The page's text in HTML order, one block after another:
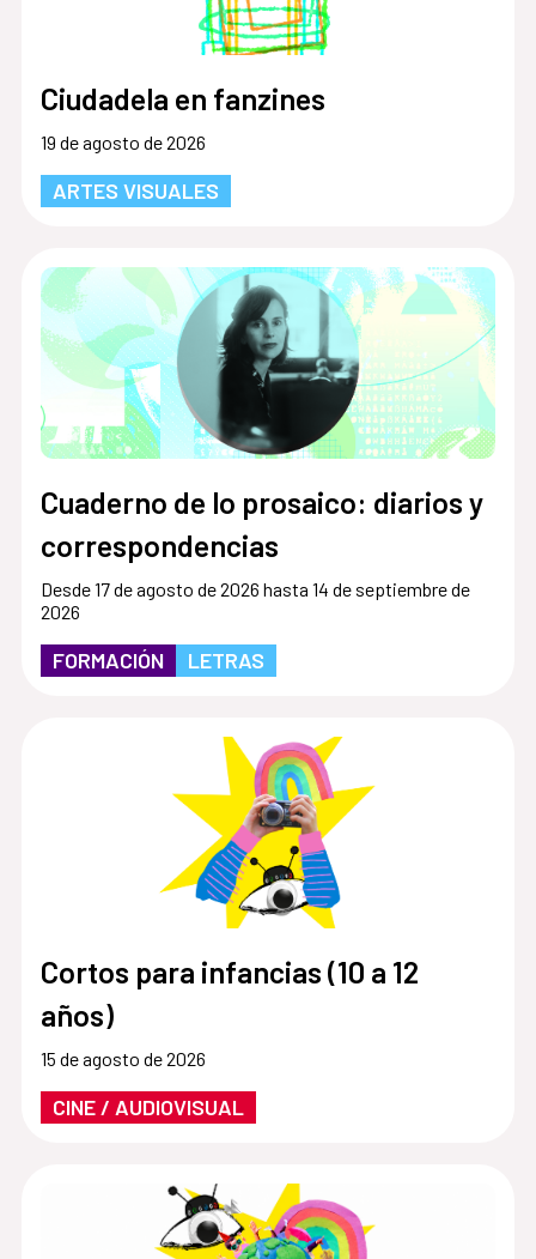
Ciudadela en fanzines
19 de agosto de 2026
ARTES VISUALES
Cuaderno de lo prosaico: diarios y
correspondencias
Desde 17 de agosto de 2026 hasta 14 de septiembre de
2026
FORMACIÓN LETRAS
Cortos para infancias (10 a 12
años)
15 de agosto de 2026
CINE / AUDIOVISUAL